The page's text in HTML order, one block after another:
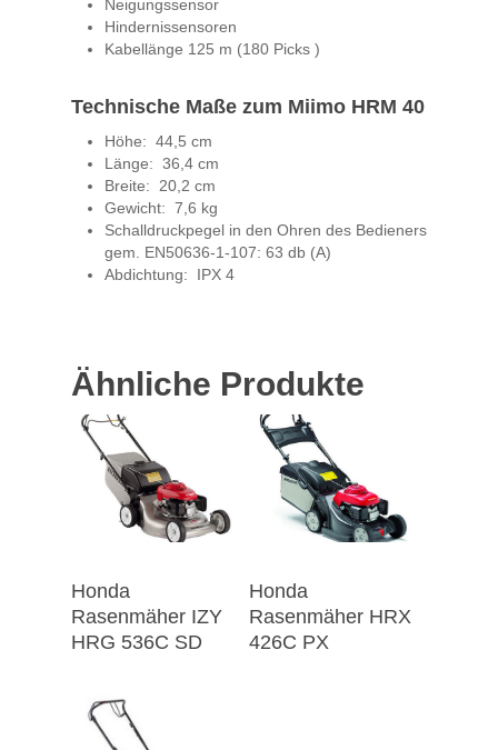
Neigungssensor
Hindernissensoren
Kabellänge 125 m (180 Picks )
Technische Maße zum Miimo HRM 40
Höhe: 44,5 cm
Länge: 36,4 cm
Breite: 20,2 cm
Gewicht: 7,6 kg
Schalldruckpegel in den Ohren des Bedieners
gem. EN50636-1-107: 63 db (A)
Abdichtung: IPX 4
Ähnliche Produkte
Honda
Rasenmäher IZY
HRG 536C SD
Honda
Rasenmäher HRX
426C PX